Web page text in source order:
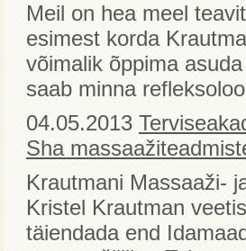
Meil on hea meel
esimest korda
võimalik õppima
saab minna
04.05.2013
Sha
Krautmani Massaaži-
Kristel Krautman
täiendada end